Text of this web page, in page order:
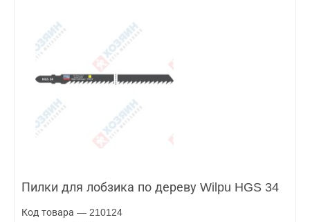
Пилки для лобзика по дереву Wilpu HGS 34
Код товара — 210124